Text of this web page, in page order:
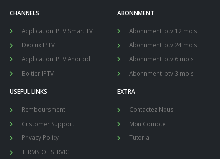
CHANNELS
Application IPTV Smart TV
Deplux IPTV
Application IPTV Android
Boitier IPTV
ABONNMENT
Abonnment iptv 12 mois
Abonnment iptv 24 mois
Abonnment iptv 6 mois
Abonnment iptv 3 mois
USEFUL LINKS
Remboursment
Customer Support
Privacy Policy
TERMS OF SERVICE
EXTRA
Contactez Nous
Mon Compte
Tutorial